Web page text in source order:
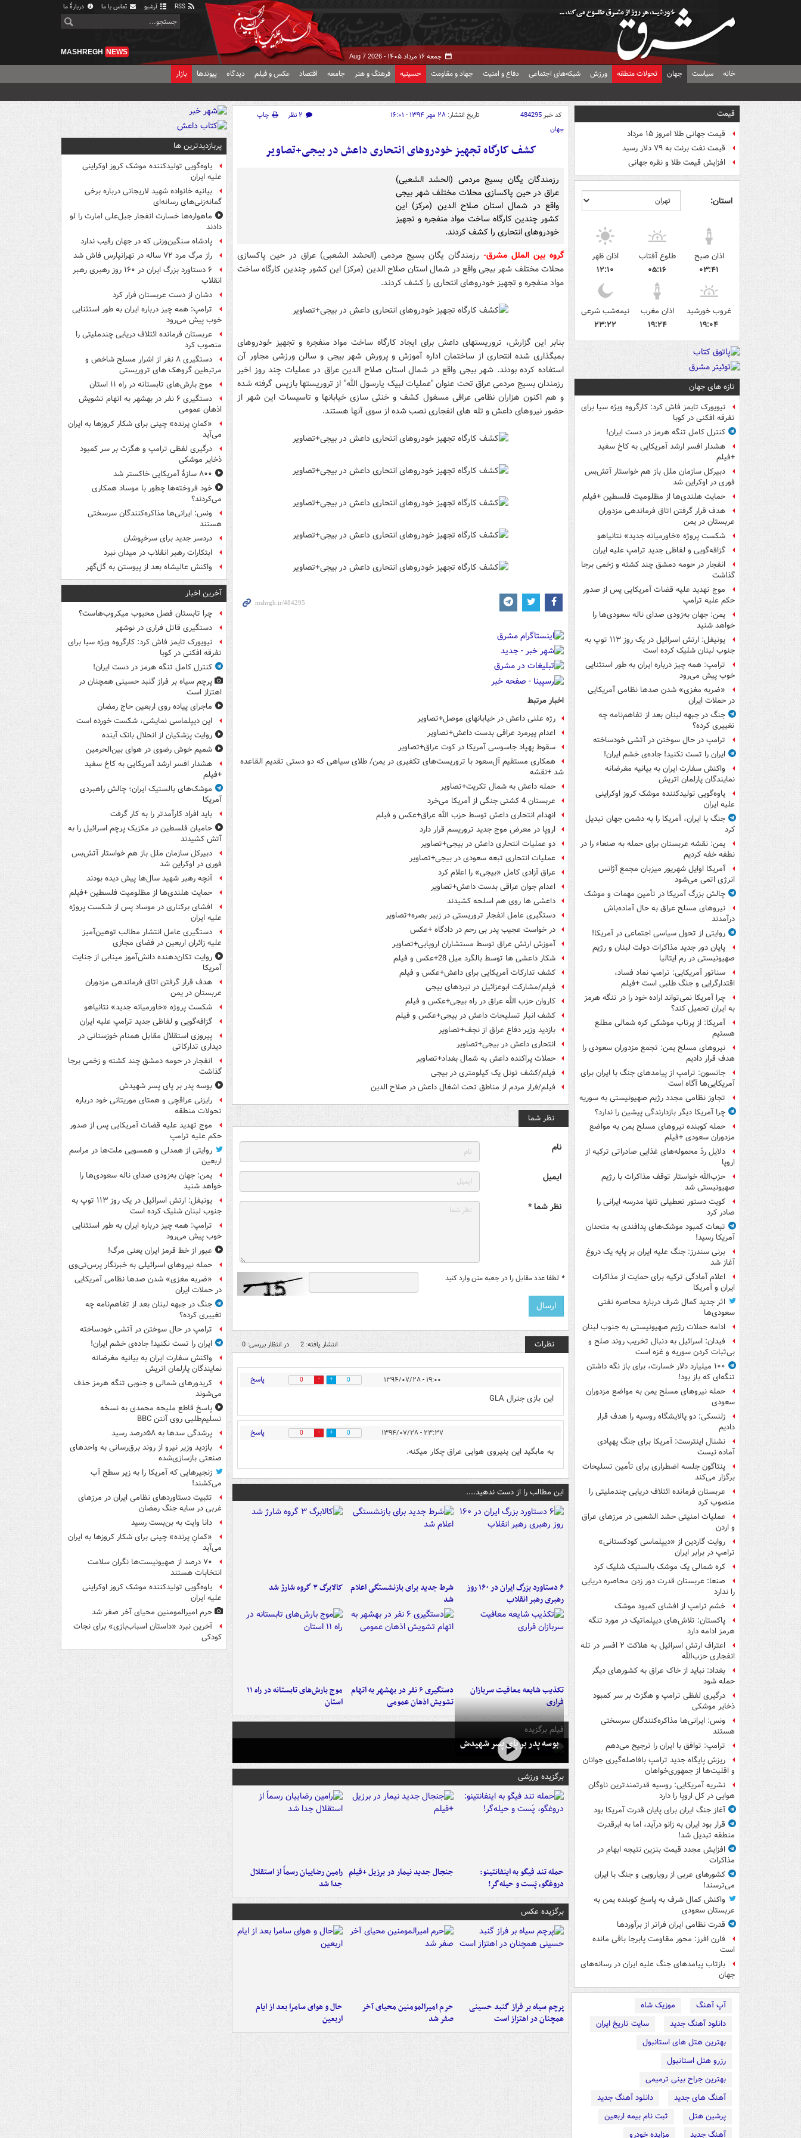
آرشیو تماس با ما دربارهٔ ما
جمعه ۱۶ مرداد ۱۴۰۵ - Aug 7 2026
MASHREGH NEWS
خانه سیاست جهان تحولات منطقه ورزش شبکه‌های اجتماعی دفاع و امنیت جهاد و مقاومت حسینیه فرهنگ و هنر جامعه اقتصاد عکس و فیلم دیدگاه پیوندها بازار
قیمت
قیمت جهانی طلا امروز ۱۵ مرداد
قیمت نفت برنت به ۷۹ دلار رسید
افزایش قیمت طلا و نقره جهانی
استان:
اذان صبح
۰۳:۴۱
طلوع آفتاب
۰۵:۱۶
اذان ظهر
۱۲:۱۰
غروب خورشید
۱۹:۰۴
اذان مغرب
۱۹:۲۴
نیمه‌شب شرعی
۲۳:۲۲
تازه های جهان
نیویورک تایمز فاش کرد: کارگروه ویژه سیا برای
تفرقه افکنی در کوبا
کنترل کامل تنگه هرمز در دست ایران!
هشدار افسر ارشد آمریکایی به کاخ سفید
+فیلم
دبیرکل سازمان ملل باز هم خواستار آتش‌بس
فوری در اوکراین شد
حمایت هلندی‌ها از مظلومیت فلسطین +فیلم
هدف قرار گرفتن اتاق‌ فرماندهی مزدوران
عربستان در یمن
شکست پروژه «خاورمیانه جدید» نتانیاهو
گزافه‌گویی و لفاظی جدید ترامپ علیه ایران
انفجار در حومه دمشق چند کشته و زخمی برجا
گذاشت
موج تهدید علیه قضات آمریکایی پس از صدور
حکم علیه ترامپ
یمن: جهان به‌زودی صدای ناله سعودی‌ها را
خواهد شنید
یونیفل: ارتش اسرائیل در یک روز ۱۱۳ توپ به
جنوب لبنان شلیک کرده است
ترامپ: همه چیز درباره ایران به طور استثنایی
خوب پیش می‌رود
«ضربه مغزی» شدن صدها نظامی آمریکایی
در حملات ایران
جنگ در جبهه لبنان بعد از تفاهم‌نامه چه
تغییری کرده؟
ترامپ در حال سوختن در آتشی خودساخته
ایران را تست نکنید! جاده‌ی خشم ایران!
واکنش سفارت ایران به بیانیه مغرضانه
نمایندگان پارلمان اتریش
یاوه‌گویی تولیدکننده موشک کروز اوکراینی
علیه ایران
جنگ با ایران، آمریکا را به دشمن جهان تبدیل
کرد
یمن: نقشه عربستان برای حمله به صنعاء را در
نطفه خفه کردیم
آمریکا اوایل شهریور میزبان مجمع آژانس
انرژی اتمی می‌شود
چالش بزرگ آمریکا در تأمین مهمات و موشک
نیروهای مسلح عراق به حال آماده‌باش
درآمدند
روایتی از تحول سیاسی اجتماعی در آمریکا!
پایان دور جدید مذاکرات دولت لبنان و رژیم
صهیونیستی در رم ایتالیا
سناتور آمریکایی: ترامپ نماد فساد،
اقتدارگرایی و جنگ طلبی است +فیلم
چرا آمریکا نمی‌تواند اراده خود را در تنگه هرمز
به ایران تحمیل کند؟
آمریکا: از پرتاب موشکی کره شمالی مطلع
هستیم
نیروهای مسلح یمن: تجمع مزدوران سعودی را
هدف قرار دادیم
جانسون: ترامپ از پیامدهای جنگ با ایران برای
آمریکایی‌ها آگاه است
تجاوز نظامی مجدد رژیم صهیونیستی به سوریه
چرا آمریکا دیگر بازدارندگی پیشین را ندارد؟
حمله کوبنده نیروهای مسلح یمن به مواضع
مزدوران سعودی +فیلم
دلایل ردّ محموله‌های غذایی صادراتی ترکیه از
اروپا
حزب‌الله خواستار توقف مذاکرات با رژیم
صهیونیستی شد
کویت دستور تعطیلی تنها مدرسه ایرانی را
صادر کرد
تبعات کمبود موشک‌های پدافندی به متحدان
آمریکا رسید!
برنی سندرز: جنگ علیه ایران بر پایه یک دروغ
آغاز شد
اعلام آمادگی ترکیه برای حمایت از مذاکرات
ایران و آمریکا
اثر جدید کمال شرف درباره محاصره نفتی
سعودی‌ها
ادامه حملات رژیم صهیونیستی به جنوب لبنان
فیدان: اسرائیل به دنبال تخریب روند صلح و
بی‌ثبات کردن سوریه و غزه است
۱۰۰ میلیارد دلار خسارت، برای باز نگه داشتن
تنگه‌ای که باز بود!
حمله نیروهای مسلح یمن به مواضع مزدوران
سعودی
زلنسکی: دو پالایشگاه روسیه را هدف قرار
دادیم
نشنال اینترست: آمریکا برای جنگ پهپادی
آماده نیست
پنتاگون جلسه اضطراری برای تأمین تسلیحات
برگزار می‌کند
عربستان فرمانده ائتلاف دریایی چندملیتی را
منصوب کرد
عملیات امنیتی حشد الشعبی در مرزهای عراق
و اردن
روایت گاردین از «دیپلماسی کودکستانی»
ترامپ در برابر ایران
کره شمالی یک موشک بالستیک شلیک کرد
صنعا: عربستان قدرت دور زدن محاصره دریایی
را ندارد
خشم ترامپ از افشای کمبود موشک
پاکستان: تلاش‌های دیپلماتیک در مورد تنگه
هرمز ادامه دارد
اعتراف ارتش اسرائیل به هلاکت ۲ افسر در تله
انفجاری حزب‌الله
بغداد: نباید از خاک عراق به کشورهای دیگر
حمله شود
درگیری لفظی ترامپ و هگزث بر سر کمبود
ذخایر موشکی
ونس: ایرانی‌ها مذاکره‌کنندگان سرسختی
هستند
ترامپ: توافق با ایران را ترجیح می‌دهم
ریزش پایگاه جدید ترامپ بافاصله‌گیری جوانان
و اقلیت‌ها از جمهوری‌خواهان
نشریه آمریکایی: روسیه قدرتمندترین ناوگان
هوایی در کل اروپا را دارد
آغاز جنگ ایران برای پایان قدرت آمریکا بود
قرار بود ایران به زانو درآید، اما به ابرقدرت
منطقه تبدیل شد!
افزایش مجدد قیمت بنزین نتیجه ابهام در
مذاکرات
کشورهای عربی از رویارویی و جنگ با ایران
می‌ترسند!
واکنش کمال شرف به پاسخ کوبنده یمن به
عربستان سعودی
قدرت نظامی ایران فراتر از برآوردها
فارن افرز: محور مقاومت پابرجا باقی مانده
است
بازتاب پیامدهای جنگ علیه ایران در رسانه‌های
جهان
آپ آهنگ
موزیک شاه
دانلود آهنگ جدید
سایت تاریخ ایران
بهترین هتل های استانبول
رزرو هتل استانبول
بهترین جراح بینی ترمیمی
آهنگ های جدید
دانلود آهنگ جدید
پرشین هتل
ثبت نام بیمه اربعین
آهنگ جدید
مزایده خودرو
کد خبر484295 تاریخ انتشار: ۲۸ مهر ۱۳۹۴ - ۱۶:۰۱ ۲ نظر
چاپ
جهان
کشف کارگاه تجهیز خودروهای انتحاری داعش در بیجی+تصاویر
رزمندگان یگان بسیج مردمی (الحشد الشعبی)
عراق در حین پاکسازی محلات مختلف شهر بیجی
واقع در شمال استان صلاح الدین (مرکز) این
کشور چندین کارگاه ساخت مواد منفجره و تجهیز
خودروهای انتحاری را کشف کردند.
گروه بین الملل مشرق- رزمندگان یگان بسیج مردمی (الحشد الشعبی) عراق در حین پاکسازی
محلات مختلف شهر بیجی واقع در شمال استان صلاح الدین (مرکز) این کشور چندین کارگاه ساخت
مواد منفجره و تجهیز خودروهای انتحاری را کشف کردند.
بنابر این گزارش، تروریستهای داعش برای ایجاد کارگاه ساخت مواد منفجره و تجهیز خودروهای
بمبگذاری شده انتحاری از ساختمان اداره آموزش و پرورش شهر بیجی و سالن ورزشی مجاور آن
استفاده کرده بودند. شهر بیجی واقع در شمال استان صلاح الدین عراق در عملیات چند روز اخیر
رزمندان بسیج مردمی عراق تحت عنوان "عملیات لبیک یارسول الله" از تروریستها بازپس گرفته شده
و هم اکنون هزاران نظامی عراقی مسغول کشف و خنثی سازی خیابانها و تاسیسات این شهر از
حضور نیروهای داعش و تله های انفجاری نصب شده از سوی آنها هستند.
اخبار مرتبط
رژه علنی داعش در خیابانهای موصل+تصاویر
اعدام پیرمرد عراقی بدست داعش+تصاویر
سقوط پهپاد جاسوسی آمریکا در کوت عراق+تصاویر
همکاری مستقیم آل‌سعود با تروریست‌های تکفیری در یمن/ طلای سیاهی که دو دستی تقدیم القاعده
شد +نقشه
حمله داعش به شمال تکریت+تصاویر
عربستان 4 کشتی جنگی از آمریکا می‌خرد
انهدام انتحاری داعش توسط حزب الله عراق+عکس و فیلم
اروپا در معرض موج جدید تروریسم قرار دارد
دو عملیات انتحاری داعش در بیجی+تصاویر
عملیات انتحاری تبعه سعودی در بیجی+تصاویر
عراق آزادی کامل «بیجی» را اعلام کرد
اعدام جوان عراقی بدست داعش+تصاویر
داعشی ها روی هم اسلحه کشیدند
دستگیری عامل انفجار تروریستی در زبیر بصره+تصاویر
در خواست عجیب پدر بی رحم در دادگاه +عکس
آموزش ارتش عراق توسط مستشاران اروپایی+تصاویر
شکار داعشی ها توسط بالگرد میل 28+عکس و فیلم
کشف تدارکات آمریکایی برای داعش+عکس و فیلم
فیلم/مشارکت ابوعزائیل در نبردهای بیجی
کاروان حزب الله عراق در راه بیجی+عکس و فیلم
کشف انبار تسلیحات داعش در بیجی+عکس و فیلم
بازدید وزیر دفاع عراق از نجف+تصاویر
انتحاری داعش در بیجی+تصاویر
حملات پراکنده داعش به شمال بغداد+تصاویر
فیلم/کشف تونل یک کیلومتری در بیجی
فیلم/فرار مردم از مناطق تحت اشغال داعش در صلاح الدین
نظر شما
نام
ایمیل
نظر شما *
* لطفا عدد مقابل را در جعبه متن وارد کنید
نظرات انتشار یافته: 2 در انتظار بررسی: 0
۱۹:۰۰ - ۱۳۹۴/۰۷/۲۸ 0
0 پاسخ
این بازی جنرال GLA
۲۳:۳۷ - ۱۳۹۴/۰۷/۲۸ 0
0 پاسخ
به مابگید این ینیروی هوایی عراق چکار میکنه.
این مطالب را از دست ندهید....
۶ دستاورد بزرگ ایران در ۱۶۰ روز
رهبری رهبر انقلاب
شرط جدید برای بازنشستگی اعلام
شد
کالابرگ ۳ گروه شارژ شد
تکذیب شایعه معافیت سربازان
فراری
دستگیری ۶ نفر در بهشهر به اتهام
تشویش اذهان عمومی
موج بارش‌های تابستانه در راه ۱۱
استان
فیلم برگزیده
بوسه‌ پدر بر پای پسر شهیدش
برگزیده ورزشی
حمله تند فیگو به اینفانتینو:
دروغگو، پَست‌ و حیله‌گر!
جنجال جدید نیمار در برزیل +فیلم رامین رضاییان رسماً از استقلال
جدا شد
برگزیده عکس
پرچم سیاه بر فراز گنبد حسینی
همچنان در اهتزاز است
حرم امیرالمومنین محیای آخر
صفر شد
حال و هوای سامرا بعد از ایام
اربعین
پربازدیدترین ها
یاوه‌گویی تولیدکننده موشک کروز اوکراینی
علیه ایران
بیانیه خانواده شهید لاریجانی درباره برخی
گمانه‌زنی‌های رسانه‌ای
ماهواره‌ها خسارت انفجار جبل‌علی امارت را لو
دادند
پادشاه سنگین‌وزنی که در جهان رقیب ندارد
راز مرگ مرد ۷۲ ساله در تهرانپارس فاش شد
۶ دستاورد بزرگ ایران در ۱۶۰ روز رهبری رهبر
انقلاب
دشان از دست عربستان فرار کرد
ترامپ: همه چیز درباره ایران به طور استثنایی
خوب پیش می‌رود
عربستان فرمانده ائتلاف دریایی چندملیتی را
منصوب کرد
دستگیری ۸ نفر از اشرار مسلح شاخص و
مرتبطین گروهک های تروریستی
موج بارش‌های تابستانه در راه ۱۱ استان
دستگیری ۶ نفر در بهشهر به اتهام تشویش
اذهان عمومی
«کمانِ پرنده» چینی برای شکار کروزها به ایران
می‌آید
درگیری لفظی ترامپ و هگزث بر سر کمبود
ذخایر موشکی
۸۰۰ سازۀ آمریکایی خاکستر شد
خود فروخته‌ها چطور با موساد همکاری
می‌کردند؟
ونس: ایرانی‌ها مذاکره‌کنندگان سرسختی
هستند
دردسر جدید برای سرخپوشان
ابتکارات رهبر انقلاب در میدان نبرد
واکنش عالیشاه بعد از پیوستن به گل‌گهر
آخرین اخبار
چرا تابستان فصل محبوب میکروب‌هاست؟
دستگیری قاتل فراری در نوشهر
نیویورک تایمز فاش کرد: کارگروه ویژه سیا برای
تفرقه افکنی در کوبا
کنترل کامل تنگه هرمز در دست ایران!
پرچم سیاه بر فراز گنبد حسینی همچنان در
اهتزاز است
ماجرای پیاده روی اربعین حاج رمضان
این دیپلماسی نمایشی، شکست خورده است
روایت پزشکیان از انحلال بانک آینده
شمیم خوش رضوی در هوای بین‌الحرمین
هشدار افسر ارشد آمریکایی به کاخ سفید
+فیلم
موشک‌های بالستیک ایران؛ چالش راهبردی
آمریکا
باید افراد کارآمدتر را به کار گرفت
حامیان فلسطین در مکزیک پرچم اسرائیل را به
آتش کشیدند
دبیرکل سازمان ملل باز هم خواستار آتش‌بس
فوری در اوکراین شد
آنچه رهبر شهید سال‌ها پیش دیده بودند
حمایت هلندی‌ها از مظلومیت فلسطین +فیلم
افشای برکناری در موساد پس از شکست پروژه
علیه ایران
دستگیری عامل انتشار مطالب توهین‌آمیز
علیه زائران اربعین در فضای مجازی
روایت تکان‌دهنده دانش‌آموز مینابی از جنایت
آمریکا
هدف قرار گرفتن اتاق‌ فرماندهی مزدوران
عربستان در یمن
شکست پروژه «خاورمیانه جدید» نتانیاهو
گزافه‌گویی و لفاظی جدید ترامپ علیه ایران
پیروزی استقلال مقابل همنام خوزستانی در
دیداری تدارکاتی
انفجار در حومه دمشق چند کشته و زخمی برجا
گذاشت
بوسه‌ پدر بر پای پسر شهیدش
رایزنی عراقچی و همتای موریتانی خود درباره
تحولات منطقه
موج تهدید علیه قضات آمریکایی پس از صدور
حکم علیه ترامپ
روایتی از همدلی و همسویی ملت‌ها در مراسم
اربعین
یمن: جهان به‌زودی صدای ناله سعودی‌ها را
خواهد شنید
یونیفل: ارتش اسرائیل در یک روز ۱۱۳ توپ به
جنوب لبنان شلیک کرده است
ترامپ: همه چیز درباره ایران به طور استثنایی
خوب پیش می‌رود
عبور از خط قرمز ایران یعنی مرگ!
حمله نیروهای اسرائیلی به خبرنگار پرس‌تی‌وی
«ضربه مغزی» شدن صدها نظامی آمریکایی
در حملات ایران
جنگ در جبهه لبنان بعد از تفاهم‌نامه چه
تغییری کرده؟
ترامپ در حال سوختن در آتشی خودساخته
ایران را تست نکنید! جاده‌ی خشم ایران!
واکنش سفارت ایران به بیانیه مغرضانه
نمایندگان پارلمان اتریش
کریدورهای شمالی و جنوبی تنگه هرمز حذف
می‌شوند
پاسخ قاطع ملیحه محمدی به نسخه
تسلیم‌طلبی روی آنتن BBC
پرشدگی سدها به ۵۸درصد رسید
بازدید وزیر نیرو از روند برق‌رسانی به واحدهای
صنعتی بازسازی‌شده
زنجیرهایی که آمریکا را به زیر سطح آب
می‌کشند!
تثبیت دستاوردهای نظامی ایران در مرزهای
غربی در سایه جنگ رمضان
دانا وایت به بن‌بست رسید
«کمانِ پرنده» چینی برای شکار کروزها به ایران
می‌آید
۷۰ درصد از صهیونیست‌ها نگران سلامت
انتخابات هستند
یاوه‌گویی تولیدکننده موشک کروز اوکراینی
علیه ایران
حرم امیرالمومنین محیای آخر صفر شد
آخرین نبرد «داستان اسباب‌بازی» برای نجات
کودکی